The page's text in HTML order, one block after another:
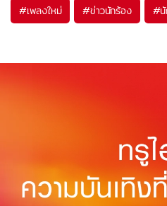
#เพลงใหม่ #ข่าวนักร้อง #